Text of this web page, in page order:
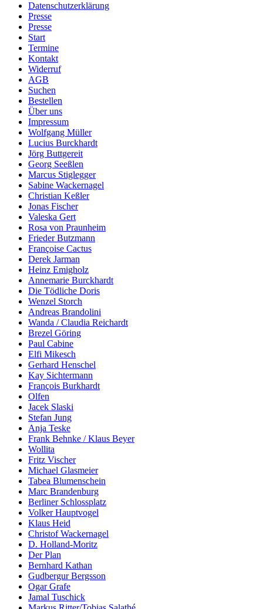
Datenschutzerklärung
Presse
Presse
Start
Termine
Kontakt
Widerruf
AGB
Suchen
Bestellen
Über uns
Impressum
Wolfgang Müller
Lucius Burckhardt
Jörg Buttgereit
Georg Seeßlen
Marcus Stiglegger
Sabine Wackernagel
Christian Keßler
Jonas Fischer
Valeska Gert
Rosa von Praunheim
Frieder Butzmann
Françoise Cactus
Derek Jarman
Heinz Emigholz
Annemarie Burckhardt
Die Tödliche Doris
Wenzel Storch
Andreas Brandolini
Wanda / Claudia Reichardt
Brezel Göring
Paul Cabine
Elfi Mikesch
Gerhard Henschel
Kay Sichtermann
François Burkhardt
Olfen
Jacek Slaski
Stefan Jung
Anja Teske
Frank Behnke / Klaus Beyer
Wollita
Fritz Vischer
Michael Glasmeier
Tabea Blumenschein
Marc Brandenburg
Berliner Schlossplatz
Volker Hauptvogel
Klaus Heid
Christof Wackernagel
D. Holland-Moritz
Der Plan
Bernhard Kathan
Gudbergur Bergsson
Ogar Grafe
Jamal Tuschick